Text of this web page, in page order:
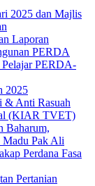
2025 dan Majlis
Laporan
PERDA
Pelajar PERDA-
2025
& Anti Rasuah
(KIAR TVET)
Baharum,
Madu Pak Ali
Perdana Fasa
Pertanian